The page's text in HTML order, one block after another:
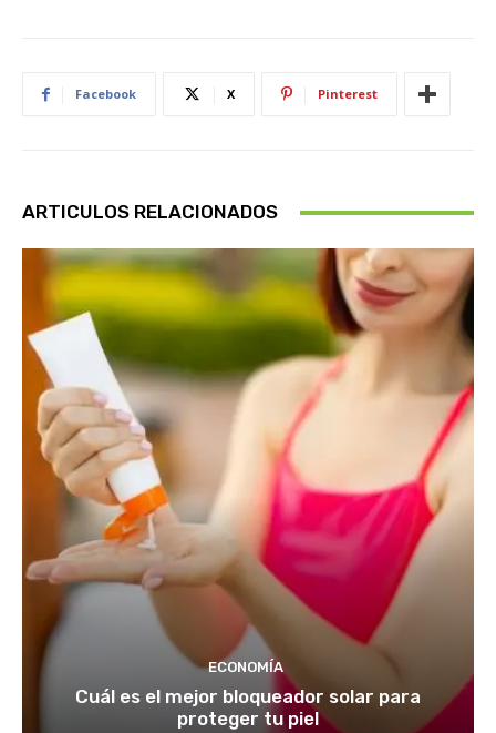
Facebook X Pinterest
ARTICULOS RELACIONADOS
ECONOMÍA
Cuál es el mejor bloqueador solar para
proteger tu piel